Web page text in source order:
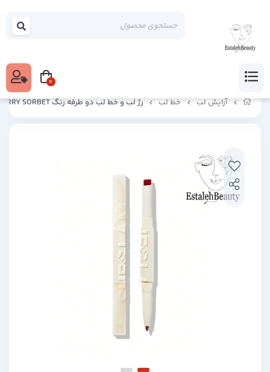
آرایش لب خط لب رژ لب و خط لب دو طرفه رنگ STRAWBERRY SORBET
0